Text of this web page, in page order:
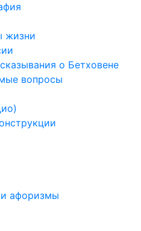
жизни
о Бетховене
вопросы
афоризмы